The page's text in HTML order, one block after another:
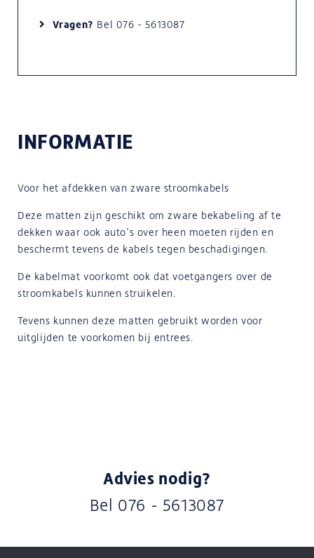
Vragen? Bel 076 - 5613087
INFORMATIE
Voor het afdekken van zware stroomkabels
Deze matten zijn geschikt om zware bekabeling af te
dekken waar ook auto’s over heen moeten rijden en
beschermt tevens de kabels tegen beschadigingen.
De kabelmat voorkomt ook dat voetgangers over de
stroomkabels kunnen struikelen.
Tevens kunnen deze matten gebruikt worden voor
uitglijden te voorkomen bij entrees.
Advies nodig?
Bel 076 - 5613087